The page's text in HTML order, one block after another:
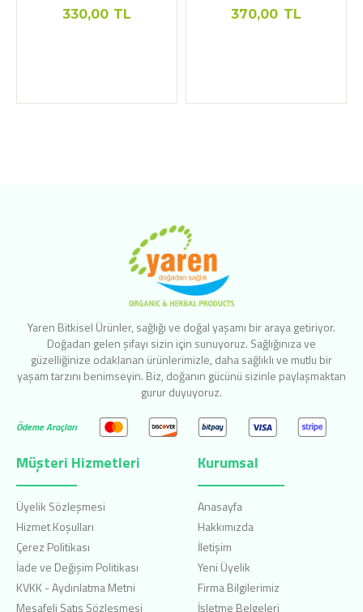
330,00TL 370,00 TL
Yaren Bitkisel Ürünler, sağlığı ve doğal yaşamı bir araya getiriyor.
Doğadan gelen şifayı sizin için sunuyoruz. Sağlığınıza ve
güzelliğinize odaklanan ürünlerimizle, daha sağlıklı ve mutlu bir
yaşam tarzını benimseyin. Biz, doğanın gücünü sizinle paylaşmaktan
gurur duyuyoruz.
Ödeme Araçları
Müşteri Hizmetleri
Üyelik Sözleşmesi
Hizmet Koşulları
Çerez Politikası
İade ve Değişim Politikası
KVKK - Aydınlatma Metni
Mesafeli Satış Sözleşmesi
Kurumsal
Anasayfa
Hakkımızda
İletişim
Yeni Üyelik
Firma Bilgilerimiz
İşletme Belgeleri